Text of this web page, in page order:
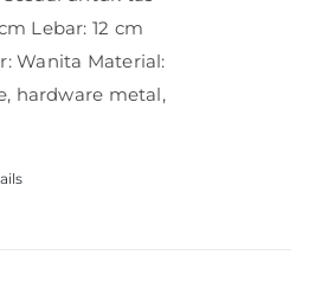
Lebar: 12 cm
Wanita Material:
hardware metal,